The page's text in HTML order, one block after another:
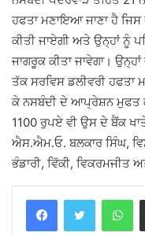
ਹਫਤਾ ਮਣਾਇਆ ਜਾਣਾ ਹੈ
ਕੀਤੀ ਜਾਏਗੀ ਅਤੇ ਉਨ੍ਹਾਂ ਨੂੰ
ਜਾਗਰੂਕ ਕੀਤਾ ਜਾਵੇਗਾ।
ਤੱਕ ਸਰਵਿਸ ਡਲੀਵਰੀ ਹਫਤਾ
ਕੇ ਨਸਬੰਦੀ ਦੇ ਆਪ੍ਰੇਸ਼ਨ ਮੁਫਤ
1100 ਰੁਪਏ ਵੀ ਉਸ ਦੇ ਬੈਂਕ
ਐਸ.ਐਮ.ਓ. ਬਲਕਾਰ ਸਿੰਘ,
ਭੰਡਾਰੀ, ਵਿੱਕੀ, ਵਿਕਰਮਜੀਤ